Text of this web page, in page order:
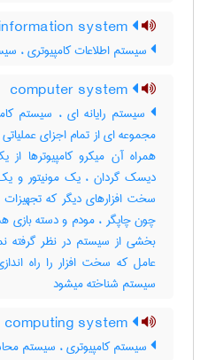
سیستم اطلاعات کامپیوتری ،
سیستم رایانه ای ، سیستم
مجموعه ای از تمام اجزای
همراه آن میکرو کامپیوترها
دیسک گردان ، یک مونیتور و
سخت افزارهای دیگر که تجهیزات
چون چاپگر ، مودم و دسته بازی
بخشی از سیستم در نظر گرفته
عامل که سخت افزار را راه
سیستم شناخته میشود
سیستم کامپیوتری ، سیستم